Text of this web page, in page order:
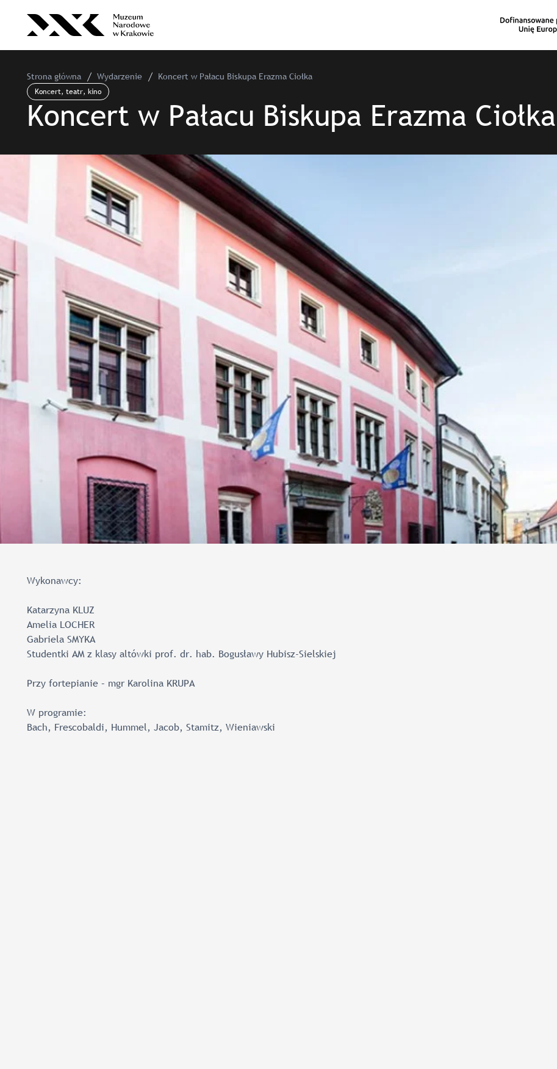
Strona główna Wydarzenie
Koncert w Pałacu Biskupa Erazma Ciołka
Koncert, teatr, kino
Koncert w Pałacu Biskupa Erazma Ciołka
Wykonawcy:
Katarzyna KLUZ
Amelia LOCHER
Gabriela SMYKA
Studentki AM z klasy altówki prof. dr. hab. Bogusławy Hubisz-Sielskiej
Przy fortepianie – mgr Karolina KRUPA
W programie:
Bach, Frescobaldi, Hummel, Jacob, Stamitz, Wieniawski